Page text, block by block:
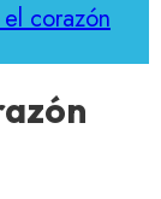
corazón